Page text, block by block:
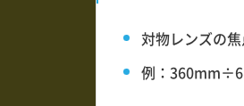
対物レンズの
例：